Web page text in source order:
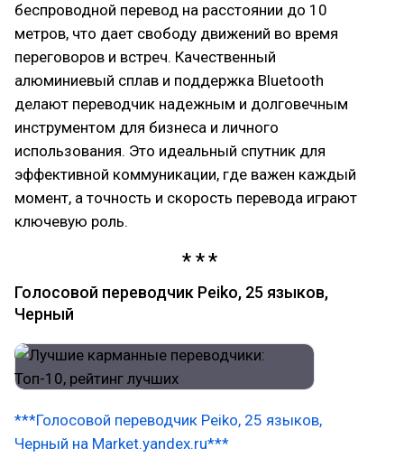
беспроводной перевод на расстоянии до 10
метров, что дает свободу движений во время
переговоров и встреч. Качественный
алюминиевый сплав и поддержка Bluetooth
делают переводчик надежным и долговечным
инструментом для бизнеса и личного
использования. Это идеальный спутник для
эффективной коммуникации, где важен каждый
момент, а точность и скорость перевода играют
ключевую роль.
Голосовой переводчик Peiko, 25 языков,
Черный
***Голосовой переводчик Peiko, 25 языков,
Черный на Market.yandex.ru***